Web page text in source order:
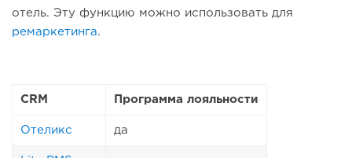
отель. Эту функцию можно использовать для
ремаркетинга.
CRM Программа лояльности
Отеликс да